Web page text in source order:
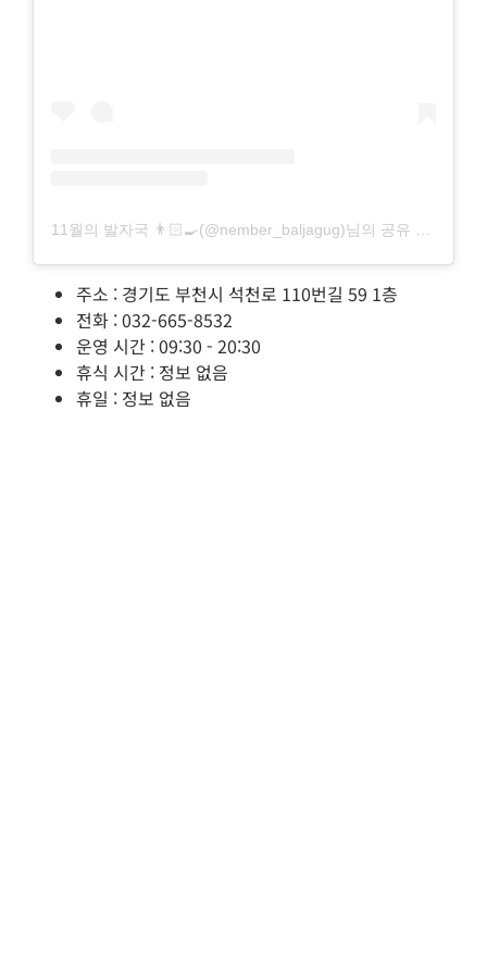
11월의 발자국 👨🏻‍🍳(@nember_baljagug)님의 공유 게시물
주소 : 경기도 부천시 석천로 110번길 59 1층
전화 : 032-665-8532
운영 시간 : 09:30 - 20:30
휴식 시간 : 정보 없음
휴일 : 정보 없음